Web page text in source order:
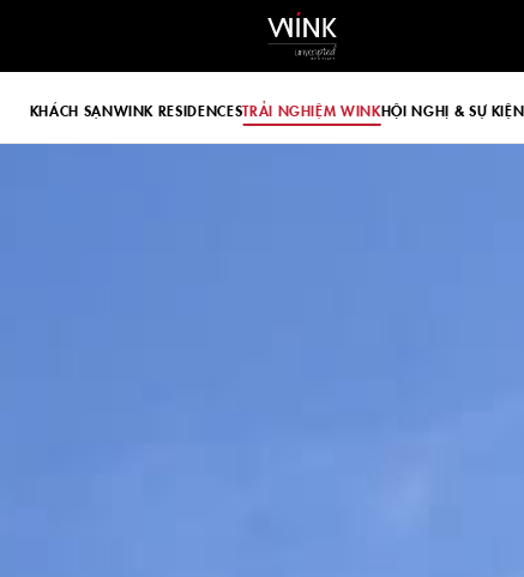
KHÁCH SẠNWINK RESIDENCESTRẢI NGHIỆM WINKHỘI NGHỊ & SỰ KIỆN